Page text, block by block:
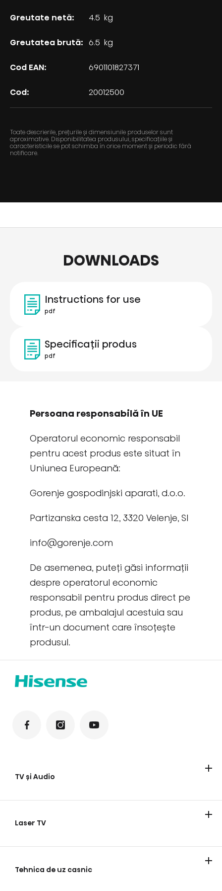
Greutate netă: 4.5 kg
Greutatea brută: 6.5 kg
Cod EAN: 6901101827371
Cod: 20012500
Toate descrierile, prețurile și dimensiunile produselor sunt
aproximative. Disponibilitatea produsului, specificațiile și
caracteristicile se pot schimba în orice moment și periodic fără
notificare.
DOWNLOADS
Instructions for use
pdf
Specificații produs
pdf
Persoana responsabilă în UE
Operatorul economic responsabil
pentru acest produs este situat în
Uniunea Europeană:
Gorenje gospodinjski aparati, d.o.o.
Partizanska cesta 12, 3320 Velenje, SI
info@gorenje.com
De asemenea, puteți găsi informații
despre operatorul economic
responsabil pentru produs direct pe
produs, pe ambalajul acestuia sau
într-un document care însoțește
produsul.
TV și Audio
Laser TV
Tehnica de uz casnic